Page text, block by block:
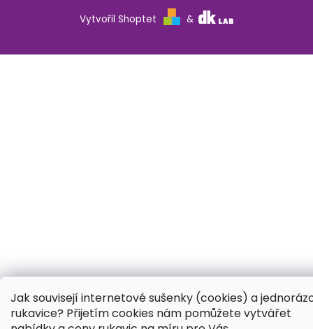
Jak souvisejí internetové sušenky (cookies) a
rukavice? Přijetím cookies nám pomůžete vytvářet
Vytvořil Shoptet &